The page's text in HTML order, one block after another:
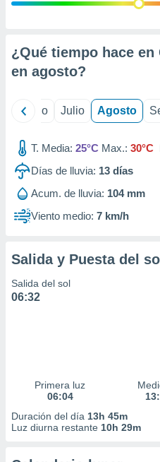
e
mediante
publicidad
de
1199
¿Qué tiempo hace en
en agosto?
Junio Julio Agosto
T. Media: 25°C Max.: 30°C
Días de lluvia: 13 días
Acum. de lluvia: 104 mm
Viento medio: 7 km/h
Salida y Puesta del sol
Salida del sol
06:32
Primera luz
06:04
Duración del día 13h 45m
Luz diurna restante 10h 29m